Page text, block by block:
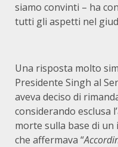
siamo convinti – ha
tutti gli aspetti nel
Una risposta molto
Presidente Singh al
aveva deciso di
considerando esclusa
morte sulla base di
che affermava “